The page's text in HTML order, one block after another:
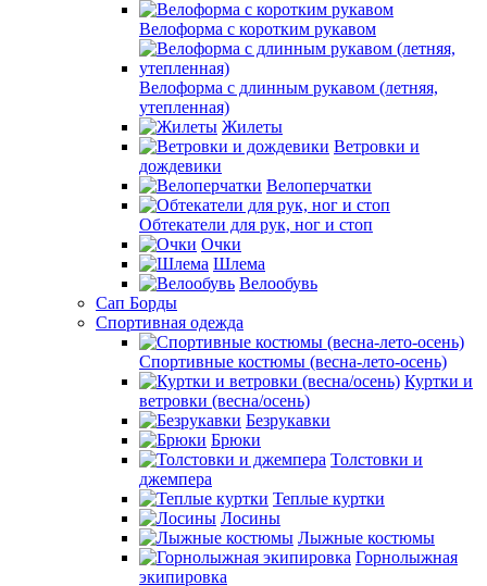
Велоформа с коротким рукавом
Велоформа с длинным рукавом (летняя,
утепленная)
Жилеты
Ветровки и
дождевики
Велоперчатки
Обтекатели для рук, ног и стоп
Очки
Шлема
Велообувь
Сап Борды
Спортивная одежда
Спортивные костюмы (весна-лето-осень)
Куртки и
ветровки (весна/осень)
Безрукавки
Брюки
Толстовки и
джемпера
Теплые куртки
Лосины
Лыжные костюмы
Горнолыжная
экипировка